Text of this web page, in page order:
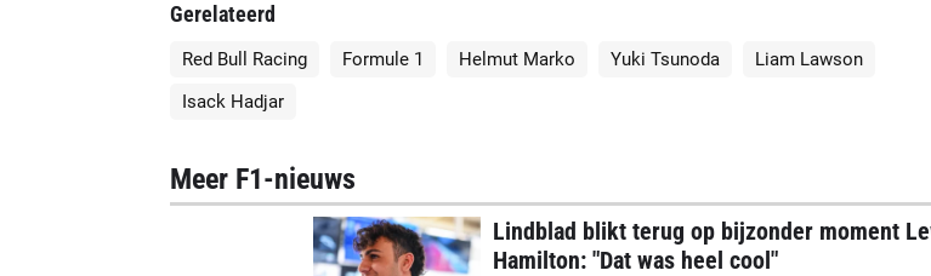
Gerelateerd
Red Bull Racing Formule 1 Helmut Marko Yuki Tsunoda
Liam Lawson
Isack Hadjar
Meer F1-nieuws
Lindblad blikt terug op bijzonder moment
Hamilton: "Dat was heel cool"